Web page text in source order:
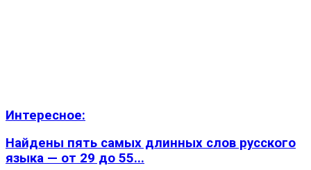
Интересное:
Найдены пять самых длинных слов русского
языка — от 29 до 55...